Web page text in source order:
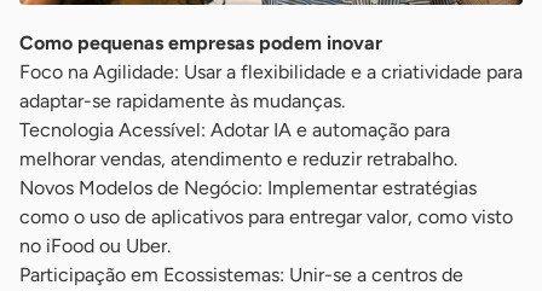
Como pequenas empresas podem inovar
Foco na Agilidade: Usar a flexibilidade e a criatividade para
adaptar-se rapidamente às mudanças.
Tecnologia Acessível: Adotar IA e automação para
melhorar vendas, atendimento e reduzir retrabalho.
Novos Modelos de Negócio: Implementar estratégias
como o uso de aplicativos para entregar valor, como visto
no iFood ou Uber.
Participação em Ecossistemas: Unir-se a centros de